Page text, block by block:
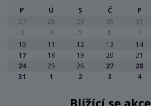
P
Ú S Č P
27
28 29 30 31
3
4 5 6 7
10
11 12 13 14
17
18 19 20 21
24
25 26 27 28
31
1 2 3 4
Blížící se akce